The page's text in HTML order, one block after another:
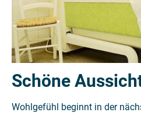
Schöne
Wohlgefühl beginnt in der